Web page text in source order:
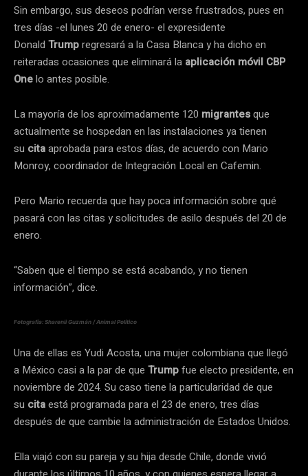
Sin embargo, sus deseos podrían verse frustrados, pues en
tres días -el lunes 20 de enero- el expresidente
Donald Trumpregresará a la Casa Blanca y ha dicho en
reiteradas ocasiones que eliminará la aplicación móvil CBP
Onelo antes posible.
La mayoría de los aproximadamente 120 migrantesque
actualmente se hospedan en las instalaciones ya tienen
su citaaprobada para estos días, de acuerdo con Mario
Monroy, coordinador de Integración Local en Cafemin.
Pero Mario recuerda que hay poca información sobre qué
pasará con las citas y solicitudes de asilo después del 20 de
enero.
“Saben que el tiempo se está acabando, y no tienen
información”, dice.
Fotografía: Sharenii Guzmán / Animal Político
Una de ellas es Yudi Acosta, una mujer colombiana que llegó
a México casi a la par de que Trumpfue electo presidente, en
noviembre de 2024. Su caso tiene la particularidad de que
su citaestá programada para el 23 de enero, tres días
después de que cambie la administración de Estados Unidos.
Ella viajó con su pareja y su hija desde Chile, donde vivió